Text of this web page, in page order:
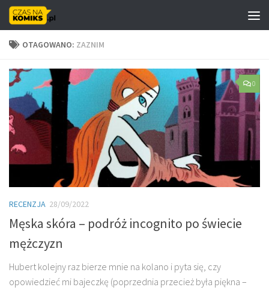
Skip to content
OTAGOWANO: ZAZNIM
0
RECENZJA 28/09/2022
Męska skóra – podróż incognito po świecie
mężczyzn
Hubert kolejny raz bierze mnie na kolano i pyta się, czy
opowiedzieć mi bajeczkę (poprzednia przecież była piękna –